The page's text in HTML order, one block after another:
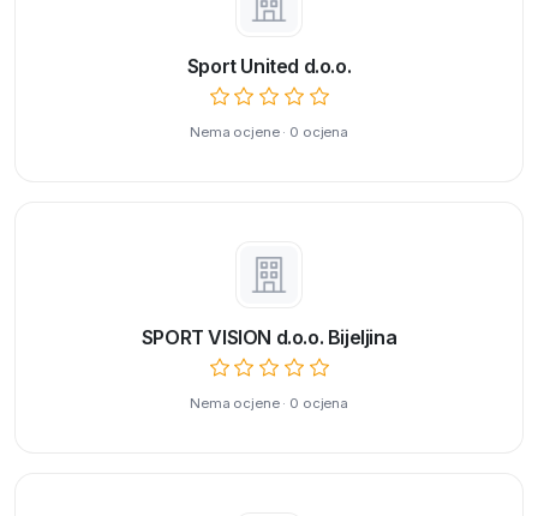
Sport United d.o.o.
Nema ocjene · 0 ocjena
SPORT VISION d.o.o. Bijeljina
Nema ocjene · 0 ocjena